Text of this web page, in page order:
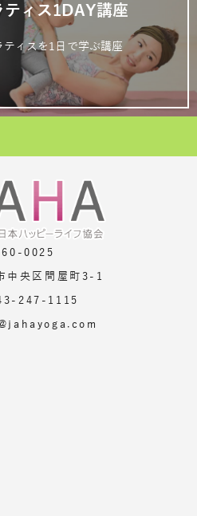
ィス1DAY講座
ティスを1日で学ぶ講座
0025
中央区問屋町3-1
247-1115